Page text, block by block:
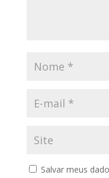
Salvar meus